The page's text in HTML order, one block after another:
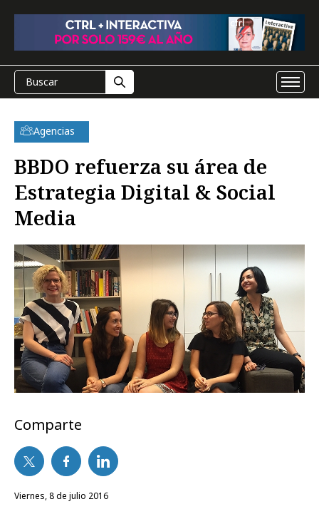
Agencias
BBDO refuerza su área de
Estrategia Digital & Social
Media
Comparte
viernes, 8 de julio 2016